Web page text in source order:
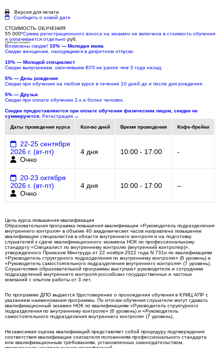
Версия для печати
Сообщить о новой дате
СТОИМОСТЬ ОБУЧЕНИЯ
55 000*Сумма регистрационного взноса на экзамен не включена в стоимость обучения
и оплачивается отдельно руб.
/ 39000 руб. (онлайн)
Возможны скидки! 10% — Молодая мама
Скидки женщинам, находящимся в декретном отпуске.
10% — Молодой специалист
Скидки выпускникам, окончившим ВУЗ не ранее чем 3 года назад.
5% — День рождения
Скидки при обучении на любом курсе в течение 10 дней до и после дня рождения.
5% — Друзья
Скидки при оплате обучении 2-х и более человек.
Скидки предоставляются при оплате обучения физическим лицом, скидки не
суммируются. Регистрация →
Даты проведения курса
Кол-во дней Время проведения Кофе-брейки
22-25 сентября
2026 г. (вт-пт)
Очно
4 дня 10:00 - 17:00 -
20-23 октября
2026 г. (вт-пт)
Очно
4 дня 10:00 - 17:00 –
Цель курса повышения квалификации
Образовательная программа повышения квалификации «Руководитель подразделения
внутреннего контроля» в объеме 40 академических часов направлена повышение
квалификации специалистов в области внутреннего контроля и на подготовку
слушателей к сдаче квалификационного экзамена НОК по профессиональному
стандарту «Специалист по внутреннему контролю (внутренний контролер)»,
утвержденного Приказом Минтруда от 22 ноября 2022 года N 731н по квалификациям
«Руководитель структурного подразделения по внутреннему контролю» (6 уровень) и
«Руководитель самостоятельного подразделения внутреннего контроля» (7 уровень).
Слушателями образовательной программы выступают руководители и сотрудники
подразделений внутреннего контроля российских государственных и частных
компаний с опытом работы от 3 лет.
По программе ДПО выдается Удостоверение о прохождении обучения в КУМЦ АПР с
указанием наименования программы. По итогам обучения слушатели могут сдавать
квалификационный экзамен НОК по квалификациям «Руководитель структурного
подразделения по внутреннему контролю» (6 уровень) и «Руководитель
самостоятельного подразделения внутреннего контроля» (7 уровень).
Независимая оценка квалификаций представляет собой процедуру подтверждения
соответствия квалификации соискателя положениям профессионального стандарта
или квалификационным требованиям, установленных законодательством,